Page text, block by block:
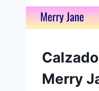
Merry